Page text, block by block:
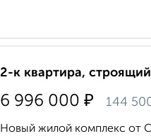
2-к квартира,
6 996 000 ₽ 144
Новый жилой комплекс от